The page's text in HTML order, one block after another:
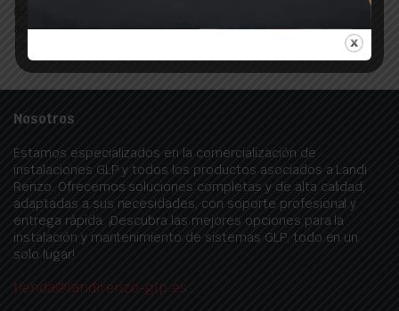
Regístrate ahora para recibir las últimas
actualizaciones sobre promociones y cupones. ¡No
Nosotros
Estamos especializados en la comercialización de
instalaciones GLP y todos los productos asociados a Landi
Renzo. Ofrecemos soluciones completas y de alta calidad,
adaptadas a sus necesidades, con soporte profesional y
entrega rápida. ¡Descubra las mejores opciones para la
instalación y mantenimiento de sistemas GLP, todo en un
solo lugar!
tienda@landirenzo-glp.es